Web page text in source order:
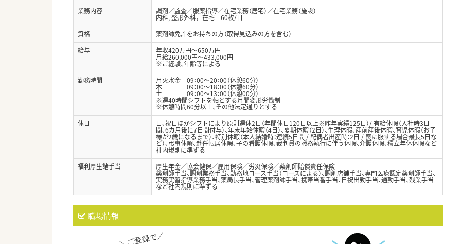
業務内容
調剤／監査／服薬指導／在宅業務（居宅）／在宅業務（施設）
内科, 整形外科，在宅 60枚/日
資格
薬剤師免許をお持ちの方（取得見込みの方を含む）
給与
年収420万円～650万円
月給260,000円～433,000円
※ご経験、年齢等による
勤務時間
月火水金 09：00～20：00（休憩60分）
木 09：00～18：00（休憩60分）
土 09：00～13：00（休憩00分）
※週40時間シフトを軸とする月間変形労働制
※休憩時間60分以上、その他法定通りとする
休日
日、祝日ほかシフトにより原則週休2日（年間休日120日以上※昨年実績125日）/ 有給休暇（入社時3日
間、6カ月後に7日間付与）、年末年始休暇（4日）、夏期休暇（2日）、生理休暇、産前産後休暇、育児休暇（お子
様が2歳になるまで）、特別休暇（本人結婚時：連続5日間 / 配偶者出産時：2日 / 喪に服する場合最長5日な
ど）、弔事休暇、赴任転居休暇、子の看護休暇、裁判員の職務執行に伴う休暇、介護休暇、積立年休休暇など
社内規則に準ずる
福利厚生諸手当
厚生年金／協会健保／雇用保険／労災保険／薬剤師賠償責任保険
薬剤師手当、調剤業務手当、勤務地コース手当（コースによる）、調剤店舗手当、専門医療認定薬剤師手当、
実務実習指導業務手当、薬局長手当、管理薬剤師手当、携帯当番手当、日祝出勤手当、通勤手当、残業手当
など社内規則に準ずる
職場情報